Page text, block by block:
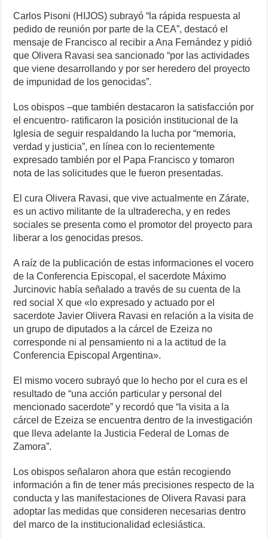
Carlos Pisoni (HIJOS) subrayó “la rápida respuesta al
pedido de reunión por parte de la CEA”, destacó el
mensaje de Francisco al recibir a Ana Fernández y pidió
que Olivera Ravasi sea sancionado “por las actividades
que viene desarrollando y por ser heredero del proyecto
de impunidad de los genocidas”.
Los obispos –que también destacaron la satisfacción por
el encuentro- ratificaron la posición institucional de la
Iglesia de seguir respaldando la lucha por “memoria,
verdad y justicia”, en línea con lo recientemente
expresado también por el Papa Francisco y tomaron
nota de las solicitudes que le fueron presentadas.
El cura Olivera Ravasi, que vive actualmente en Zárate,
es un activo militante de la ultraderecha, y en redes
sociales se presenta como el promotor del proyecto para
liberar a los genocidas presos.
A raíz de la publicación de estas informaciones el vocero
de la Conferencia Episcopal, el sacerdote Máximo
Jurcinovic había señalado a través de su cuenta de la
red social X que «lo expresado y actuado por el
sacerdote Javier Olivera Ravasi en relación a la visita de
un grupo de diputados a la cárcel de Ezeiza no
corresponde ni al pensamiento ni a la actitud de la
Conferencia Episcopal Argentina».
El mismo vocero subrayó que lo hecho por el cura es el
resultado de “una acción particular y personal del
mencionado sacerdote” y recordó que “la visita a la
cárcel de Ezeiza se encuentra dentro de la investigación
que lleva adelante la Justicia Federal de Lomas de
Zamora”.
Los obispos señalaron ahora que están recogiendo
información a fin de tener más precisiones respecto de la
conducta y las manifestaciones de Olivera Ravasi para
adoptar las medidas que consideren necesarias dentro
del marco de la institucionalidad eclesiástica.